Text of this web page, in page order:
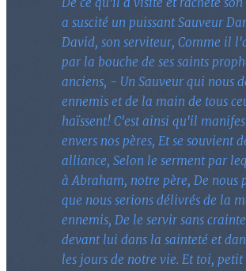
a suscité un puissant Sauveur
David, son serviteur, Comme il
par la bouche de ses saints
anciens, - Un Sauveur qui nous
ennemis et de la main de tous
haïssent! C'est ainsi qu'il
envers nos pères, Et se souvient
alliance, Selon le serment par
à Abraham, notre père, De nous
que nous serions délivrés de la
ennemis, De le servir sans
devant lui dans la sainteté et
les jours de notre vie. Et toi, petit